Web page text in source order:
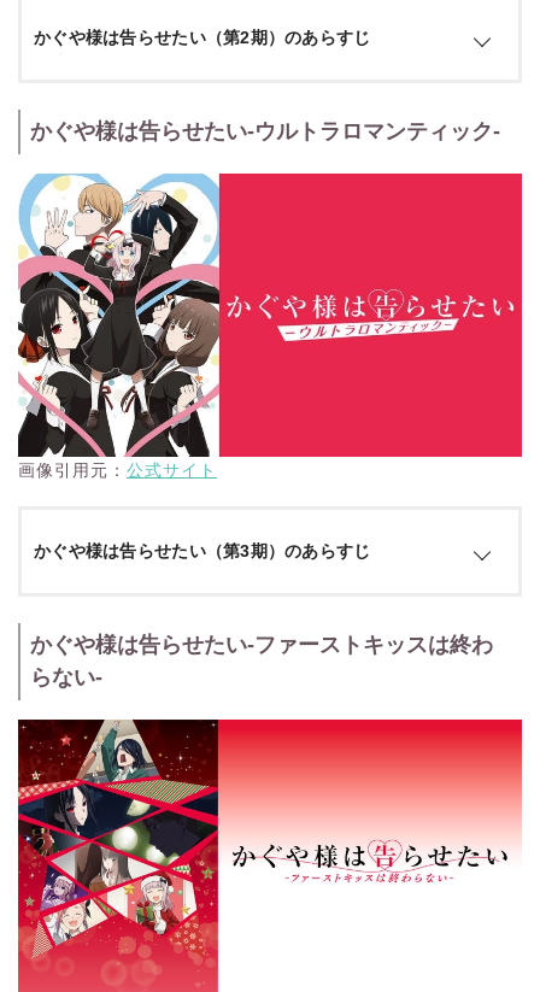
かぐや様は告らせたい（第2期）のあらすじ
秀才が集うエリート校・秀知院学園 その生徒会で出会っ
だと認める2人の天才は、すぐに結ばれるのかと思いきや 高
すぎるプライドが邪魔をして告白できずにいた!! “如何に相手
に告白させるか”という恋愛頭脳戦に知略を尽くす2人… そ
の類い稀なる知性が熱暴走!!もはやコントロール不可能!! 恋
が天才をアホにする!!新感覚“頭脳戦”?ラブコメ、再び!!
引用： 公式サイト
かぐや様は告らせたい-ウルトラロマンティック-
画像引用元： 公式サイト
かぐや様は告らせたい（第3期）のあらすじ
秀才たちが集うエリート校・秀知院学園 その生徒会で出会
った副会長・四宮かぐやと生徒会長・白銀御行 誰もがお似
や高すぎるプライドが邪魔して告白できずにいた!! “如何にし
て相手を告白させるか”という恋愛頭脳戦に知略を尽くして
きた歴戦の2人は各々、心の内にとある決心を固める…… 秀
知院高等部の文化祭“奉心祭”の最終日までに、2人の恋愛模
様は大きく動き出す事に!? 恋が天才をアホにする!! 新感
覚“頭脳戦”？ ウルトラロマンティックなラブコメ、再々始
動!!
引用：公式サイト
かぐや様は告らせたい-ファーストキッスは終わ
らない-